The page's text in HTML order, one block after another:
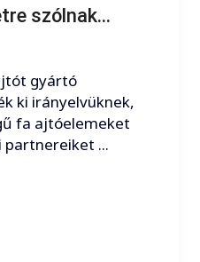
szólnak...
gyártó
ki irányelvüknek,
fa ajtóelemeket
partnereiket ...